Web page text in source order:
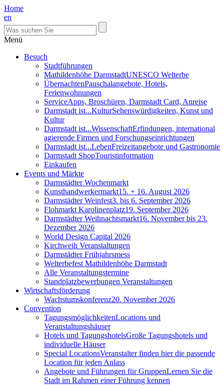
Home
en
Menü
Besuch
Stadtführungen
Mathildenhöhe DarmstadtUNESCO Welterbe
ÜbernachtenPauschalangebote, Hotels,
Ferienwohnungen
ServiceApps, Broschüren, Darmstadt Card, Anreise
Darmstadt ist...KulturSehenswürdigkeiten, Kunst und
Kultur
Darmstadt ist...WissenschaftErfindungen, international
agierende Firmen und Forschungseinrichtungen
Darmstadt ist...LebenFreizeitangebote und Gastronomie
Darmstadt ShopTouristinformation
Einkaufen
Events und Märkte
Darmstädter Wochenmarkt
Kunsthandwerkermarkt15. + 16. August 2026
Darmstädter Weinfest3. bis 6. September 2026
Flohmarkt Karolinenplatz19. September 2026
Darmstädter Weihnachtsmarkt16. November bis 23.
Dezember 2026
World Design Capital 2026
Kirchweih Veranstaltungen
Darmstädter Frühjahrsmess
Welterbefest Mathildenhöhe Darmstadt
Alle Veranstaltungstermine
Standplatzbewerbungen Veranstaltungen
Wirtschaftsförderung
Wachstumskonferenz20. November 2026
Convention
TagungsmöglichkeitenLocations und
Veranstaltungshäuser
Hotels und TagungshotelsGroße Tagungshotels und
individuelle Häuser
Special LocationsVeranstalter finden hier die passende
Location für jeden Anlass
Angebote und Führungen für GruppenLernen Sie die
Stadt im Rahmen einer Führung kennen